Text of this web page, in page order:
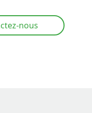
nous